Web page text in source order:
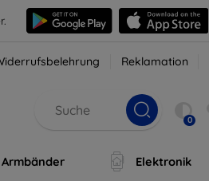
Reklamation
0
Armbänder Elektronik